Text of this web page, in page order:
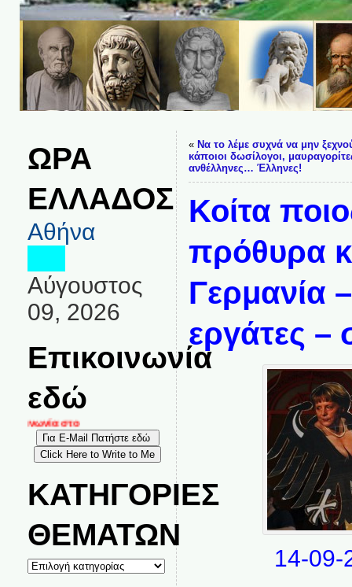
ΩΡΑ
ΕΛΛΑΔΟΣ
Αθήνα
Αύγουστος
09, 2026
Επικοινωνία
εδώ
στο
ΚΑΤΗΓΟΡΙΕΣ
ΘΕΜΑΤΩΝ
ΚΑΤΗΓΟΡΙΕΣ
ΘΕΜΑΤΩΝ
« Να το λέμε συχνά να μην
κάποιοι δωσίλογοι,
ανθέλληνες… Έλληνες!
Κοίτα
πρόθυρα
Γερμανία
εργάτες –
14-09-